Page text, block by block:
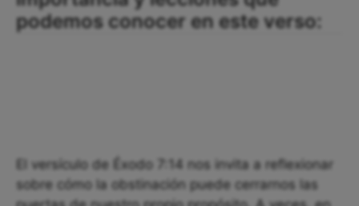
podemos conocer en este verso:
El versículo de Éxodo 7:14 nos invita a reflexionar
sobre cómo la obstinación puede cerrarnos las